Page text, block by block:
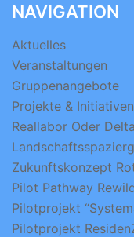
NAVIGATION
Aktuelles
Veranstaltungen
Gruppenangebote
Projekte & Initiativen
Reallabor Oder Delta
Zukunftskonzept
Pilot Pathway
Pilotprojekt
Pilotprojekt